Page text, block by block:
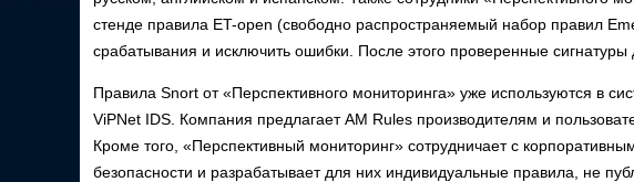
стенде правила ET-open (свободно распространяемый набор правил
срабатывания и исключить ошибки. После этого проверенные сигнатуры
Правила Snort от «Перспективного мониторинга» уже используются в
ViPNet IDS. Компания предлагает AM Rules производителям и
Кроме того, «Перспективный мониторинг» сотрудничает с
безопасности и разрабатывает для них индивидуальные правила, не